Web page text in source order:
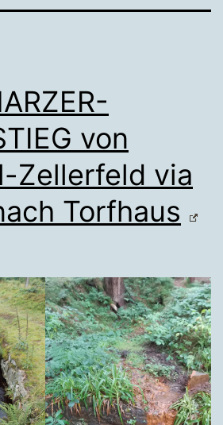
von
Zellerfeld via
Torfhaus